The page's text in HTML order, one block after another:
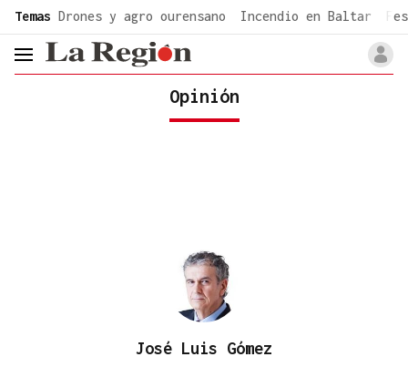
Temas Drones y agro ourensano Incendio en Baltar
header.menu.open
Opinión
José Luis Gómez